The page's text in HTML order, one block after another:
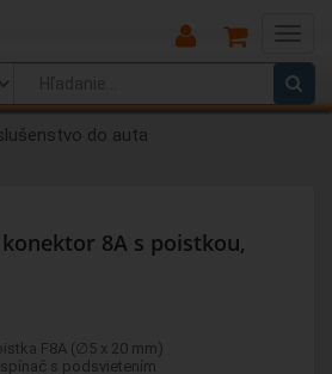
Main
Menu
do auta
8A s poistkou,
F8A (∅5 x 20 mm)
s podsvietením